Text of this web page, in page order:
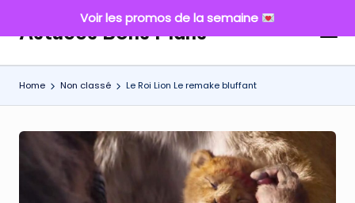
Skip
content
Astuces Bons Plans
Home Non classé Le Roi Lion Le remake bluffant
Voir les promos de la semaine